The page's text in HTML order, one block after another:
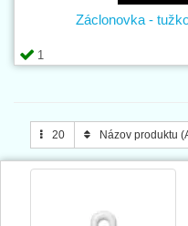
1
Záclonovka -
20 Názov produktu